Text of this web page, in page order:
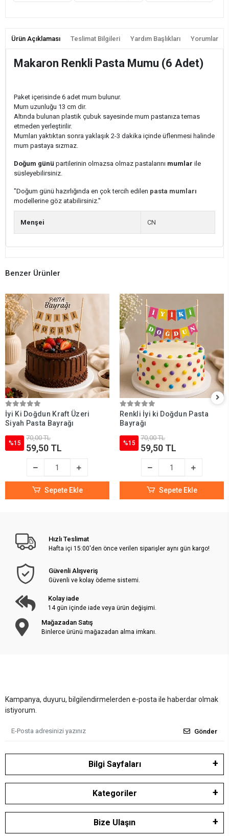
Ürün Açıklaması Teslimat Bilgileri Yardım Başlıkları Yorumlar
Makaron Renkli Pasta Mumu (6 Adet)
Paket içerisinde 6 adet mum bulunur.
Mum uzunluğu 13 cm dir.
Altında bulunan plastik çubuk sayesinde mum pastanıza temas
etmeden yerleştirilir.
Mumları yaktıktan sonra yaklaşık 2-3 dakika içinde üflenmesi halinde
mum pastaya sızmaz.
Doğum günü partilerinin olmazsa olmaz pastalarını mumlar ile
süsleyebilirsiniz.
"Doğum günü hazırlığında en çok tercih edilen pasta mumları
modellerine göz atabilirsiniz."
Menşei CN
Benzer Ürünler
İyi Ki Doğdun Kraft Üzeri
Siyah Pasta Bayrağı
%15
70,00 TL
59,50 TL
Sepete Ekle
Renkli İyi ki Doğdun Pasta
Bayrağı
%15
70,00 TL
59,50 TL
Sepete Ekle
Hızlı Teslimat
Hafta içi 15:00'den önce verilen siparişler aynı gün kargo!
Güvenli Alışveriş
Güvenli ve kolay ödeme sistemi.
Kolay iade
14 gün içinde iade veya ürün değişimi.
Mağazadan Satış
Binlerce ürünü mağazadan alma imkanı.
Kampanya, duyuru, bilgilendirmelerden e-posta ile haberdar olmak
istiyorum.
Gönder
Bilgi Sayfaları
Kategoriler
Bize Ulaşın